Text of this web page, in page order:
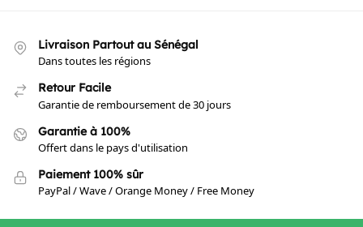
Livraison Partout au Sénégal
Dans toutes les régions
Retour Facile
Garantie de remboursement de 30 jours
Garantie à 100%
Offert dans le pays d'utilisation
Paiement 100% sûr
PayPal / Wave / Orange Money / Free Money